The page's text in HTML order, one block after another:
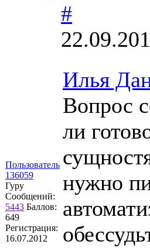
Пользователь
136059
Гуру
Сообщений:
5443 Баллов:
649
Регистрация:
16.07.2012
#
Илья
Вопрос
ли
нужно